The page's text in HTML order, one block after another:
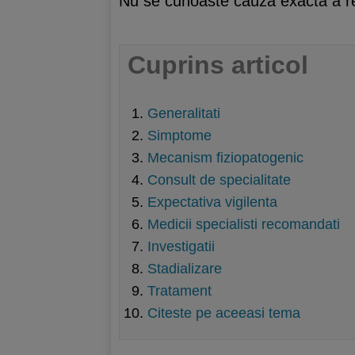
Cuprins articol
Generalitati
Simptome
Mecanism fiziopatogenic
Consult de specialitate
Expectativa vigilenta
Medicii specialisti recomandati
Investigatii
Stadializare
Tratament
Citeste pe aceeasi tema